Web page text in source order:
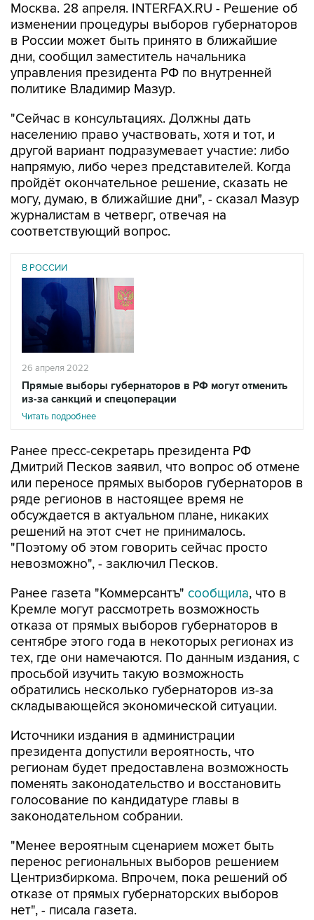
Москва. 28 апреля. INTERFAX.RU - Решение об
изменении процедуры выборов губернаторов
в России может быть принято в ближайшие
дни, сообщил заместитель начальника
управления президента РФ по внутренней
политике Владимир Мазур.
"Сейчас в консультациях. Должны дать
населению право участвовать, хотя и тот, и
другой вариант подразумевает участие: либо
напрямую, либо через представителей. Когда
пройдёт окончательное решение, сказать не
могу, думаю, в ближайшие дни", - сказал Мазур
журналистам в четверг, отвечая на
соответствующий вопрос.
В РОССИИ
26 апреля 2022
Прямые выборы губернаторов в РФ могут отменить
из-за санкций и спецоперации
Читать подробнее
Ранее пресс-секретарь президента РФ
Дмитрий Песков заявил, что вопрос об отмене
или переносе прямых выборов губернаторов в
ряде регионов в настоящее время не
обсуждается в актуальном плане, никаких
решений на этот счет не принималось.
"Поэтому об этом говорить сейчас просто
невозможно", - заключил Песков.
Ранее газета "Коммерсантъ" сообщила, что в
Кремле могут рассмотреть возможность
отказа от прямых выборов губернаторов в
сентябре этого года в некоторых регионах из
тех, где они намечаются. По данным издания, с
просьбой изучить такую возможность
обратились несколько губернаторов из-за
складывающейся экономической ситуации.
Источники издания в администрации
президента допустили вероятность, что
регионам будет предоставлена возможность
поменять законодательство и восстановить
голосование по кандидатуре главы в
законодательном собрании.
"Менее вероятным сценарием может быть
перенос региональных выборов решением
Центризбиркома. Впрочем, пока решений об
отказе от прямых губернаторских выборов
нет", - писала газета.